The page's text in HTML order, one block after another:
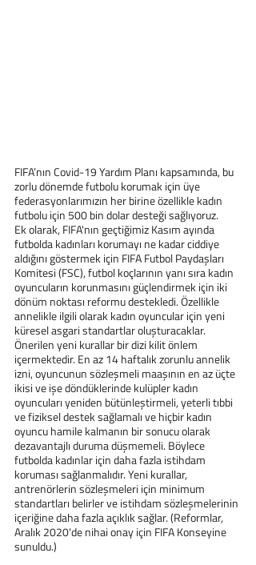
FIFA’nın Covid-19 Yardım Planı kapsamında, bu
zorlu dönemde futbolu korumak için üye
federasyonlarımızın her birine özellikle kadın
futbolu için 500 bin dolar desteği sağlıyoruz.
Ek olarak, FIFA'nın geçtiğimiz Kasım ayında
futbolda kadınları korumayı ne kadar ciddiye
aldığını göstermek için FIFA Futbol Paydaşları
Komitesi (FSC), futbol koçlarının yanı sıra kadın
oyuncuların korunmasını güçlendirmek için iki
dönüm noktası reformu destekledi. Özellikle
annelikle ilgili olarak kadın oyuncular için yeni
küresel asgari standartlar oluşturacaklar.
Önerilen yeni kurallar bir dizi kilit önlem
içermektedir. En az 14 haftalık zorunlu annelik
izni, oyuncunun sözleşmeli maaşının en az üçte
ikisi ve işe döndüklerinde kulüpler kadın
oyuncuları yeniden bütünleştirmeli, yeterli tıbbi
ve fiziksel destek sağlamalı ve hiçbir kadın
oyuncu hamile kalmanın bir sonucu olarak
dezavantajlı duruma düşmemeli. Böylece
futbolda kadınlar için daha fazla istihdam
koruması sağlanmalıdır. Yeni kurallar,
antrenörlerin sözleşmeleri için minimum
standartları belirler ve istihdam sözleşmelerinin
içeriğine daha fazla açıklık sağlar. (Reformlar,
Aralık 2020'de nihai onay için FIFA Konseyine
sunuldu.)